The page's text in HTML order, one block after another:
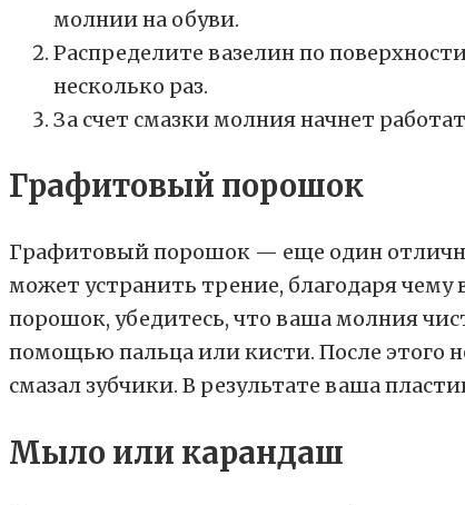
молнии на обуви.
Распределите вазелин по
несколько раз.
За счет смазки молния начнет
Графитовый порошок
Графитовый порошок — еще один
может устранить трение, благодаря
порошок, убедитесь, что ваша молния
помощью пальца или кисти. После этого
смазал зубчики. В результате ваша
Мыло или карандаш